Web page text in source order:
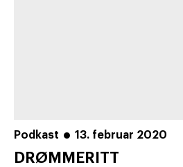
Podkast 13. februar 2020
DRØMMERITT